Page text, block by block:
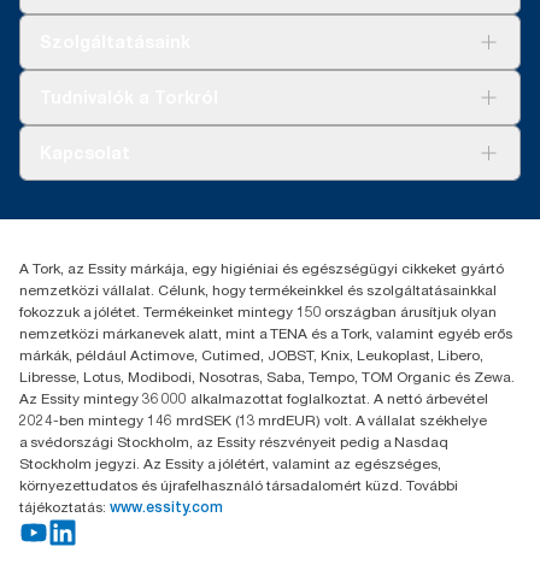
+36 1 392 2176
H-1021 Budapest
Budakeszi út 51.
A Tork, az Essity márkája, egy higiéniai és egészségügyi cikkeket gyártó
nemzetközi vállalat. Célunk, hogy termékeinkkel és szolgáltatásainkkal
fokozzuk a jólétet. Termékeinket mintegy 150 országban árusítjuk olyan
nemzetközi márkanevek alatt, mint a TENA és a Tork, valamint egyéb erős
márkák, például Actimove, Cutimed, JOBST, Knix, Leukoplast, Libero,
Libresse, Lotus, Modibodi, Nosotras, Saba, Tempo, TOM Organic és Zewa.
Az Essity mintegy 36 000 alkalmazottat foglalkoztat. A nettó árbevétel
2024-ben mintegy 146 mrdSEK (13 mrdEUR) volt. A vállalat székhelye
a svédországi Stockholm, az Essity részvényeit pedig a Nasdaq
Stockholm jegyzi. Az Essity a jólétért, valamint az egészséges,
környezettudatos és újrafelhasználó társadalomért küzd. További
tájékoztatás: www.essity.com